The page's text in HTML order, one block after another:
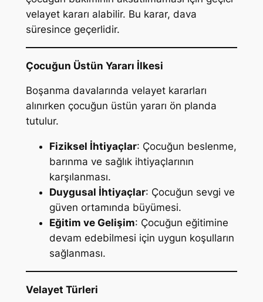
velayet kararı alabilir. Bu karar, dava
süresince geçerlidir.
Çocuğun Üstün Yararı İlkesi
Boşanma davalarında velayet kararları
alınırken çocuğun üstün yararı ön planda
tutulur.
Fiziksel İhtiyaçlar: Çocuğun beslenme,
barınma ve sağlık ihtiyaçlarının
karşılanması.
Duygusal İhtiyaçlar: Çocuğun sevgi ve
güven ortamında büyümesi.
Eğitim ve Gelişim: Çocuğun eğitimine
devam edebilmesi için uygun koşulların
sağlanması.
Velayet Türleri